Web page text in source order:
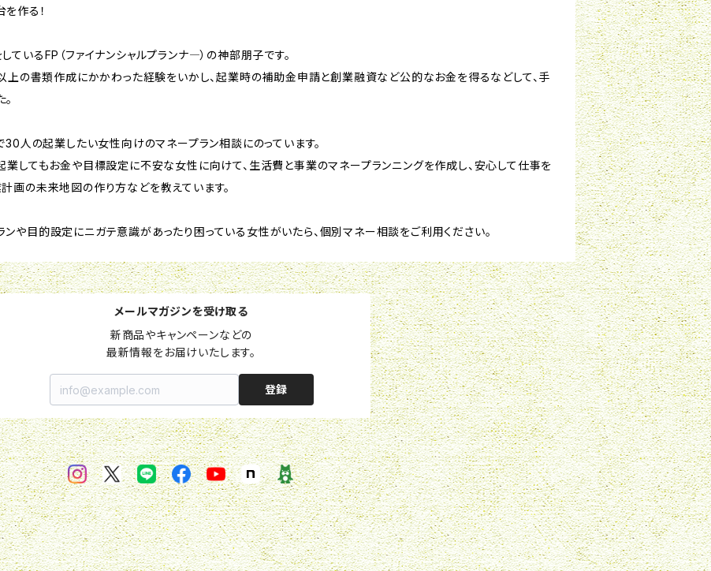
作る！
いるFP（ファイナンシャルプランナ―）の神部朋子です。
の書類作成にかかわった経験をいかし、起業時の補助金申請と創業融資など公的なお金を得るなどして、手
人の起業したい女性向けのマネープラン相談にのっています。
業してもお金や目標設定に不安な女性に向けて、生活費と事業のマネープランニングを作成し、安心して仕事を
画の未来地図の作り方などを教えています。
や目的設定にニガテ意識があったり困っている女性がいたら、個別マネー相談をご利用ください。
メールマガジンを受け取る
新商品やキャンペーンなどの
最新情報をお届けいたします。
登録